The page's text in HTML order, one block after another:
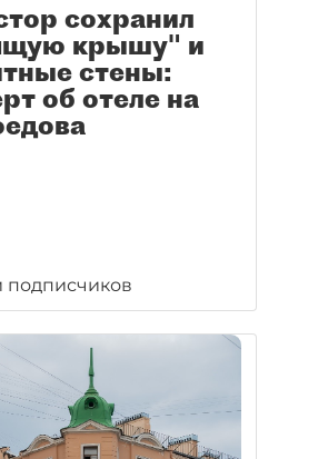
сохранил
крышу" и
стены:
об отеле на
подписчиков